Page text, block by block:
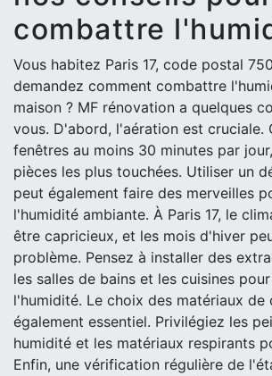
combattre
Vous habitez Paris 17, code postal
demandez comment combattre
maison ? MF rénovation a quelques
vous. D'abord, l'aération est cruciale.
fenêtres au moins 30 minutes par
pièces les plus touchées. Utiliser un
peut également faire des merveilles
l'humidité ambiante. À Paris 17, le
être capricieux, et les mois d'hiver
problème. Pensez à installer des
les salles de bains et les cuisines
l'humidité. Le choix des matériaux de
également essentiel. Privilégiez les
humidité et les matériaux respirants
Enfin, une vérification régulière de